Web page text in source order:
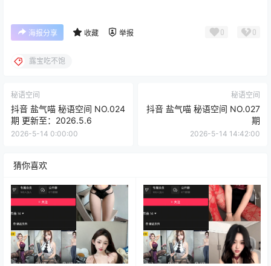
海报分享 收藏 举报 0 0
露宝吃不饱
秘语空间
抖音 盐气喵 秘语空间 NO.024
期 更新至：2026.5.6
2026-5-14 0:00:00
秘语空间
抖音 盐气喵 秘语空间 NO.027
期
2026-5-14 14:42:00
猜你喜欢